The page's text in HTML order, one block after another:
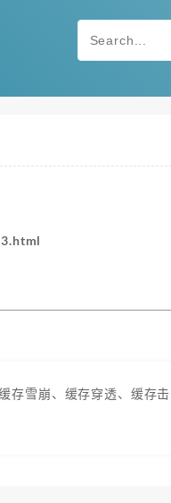
存雪崩、缓存穿透、缓存击